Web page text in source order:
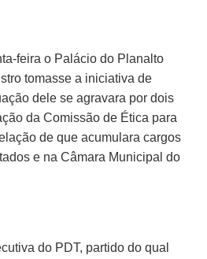
feira o Palácio do Planalto
tomasse a iniciativa de
dele se agravara por dois
da Comissão de Ética para
de que acumulara cargos
e na Câmara Municipal do
do PDT, partido do qual